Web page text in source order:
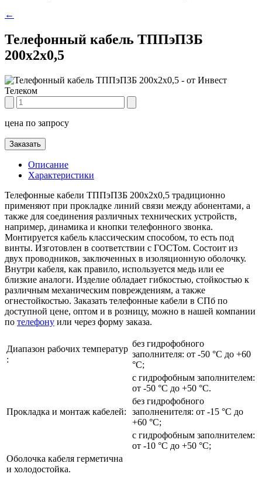
←
Телефонный кабель ТППэПЗБ
200х2х0,5
цена по запросу
Заказать
Описание
Характеристики
Телефонные кабели ТППэПЗБ 200х2х0,5 традиционно
применяют при прокладке линий связи между абонентами, а
также для соединения различных технических устройств,
например, динамика и кнопки телефонного звонка.
Монтируется кабель классическим способом, то есть под
винты. Изготовлен в соответствии с ГОСТом. Состоит из
двух проводников, заключенных в изоляционную оболочку.
Внутри кабеля, как правило, используется медь или ее
близкие аналоги. Изделие обладает гибкостью, стойкостью к
различным механическим повреждениям, а также
огнестойкостью. Заказать телефонные кабели в СПб по
доступной цене, оптом и в розницу, можно в нашей компании
по телефону или через форму заказа.
Диапазон рабочих температур
:
без гидрофобного
заполнителя: от -50 °С до +60
°С;
с гидрофобным заполнителем:
от -50 °С до +50 °С.
Прокладка и монтаж кабелей:
без гидрофобного
заполненителя: от -15 °С до
+60 °С;
с гидрофобным заполнителем:
от -10 °С до +50 °С;
Оболочка кабеля герметична
и холодостойка.